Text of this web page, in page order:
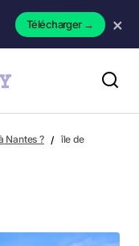
Télécharger→ ×
Nantes ?
île de